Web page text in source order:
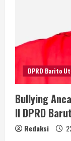
DPRD Barito
Bullying
II DPRD
Redaksi